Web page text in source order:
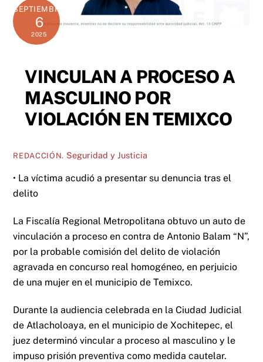
SEPTIEMBRE
6
2025
VINCULAN A PROCESO A
MASCULINO POR
VIOLACIÓN EN TEMIXCO
REDACCIÓN. Seguridad y Justicia
• La víctima acudió a presentar su denuncia tras el
delito
La Fiscalía Regional Metropolitana obtuvo un auto de
vinculación a proceso en contra de Antonio Balam “N”,
por la probable comisión del delito de violación
agravada en concurso real homogéneo, en perjuicio
de una mujer en el municipio de Temixco.
Durante la audiencia celebrada en la Ciudad Judicial
de Atlacholoaya, en el municipio de Xochitepec, el
juez determinó vincular a proceso al masculino y le
impuso prisión preventiva como medida cautelar.